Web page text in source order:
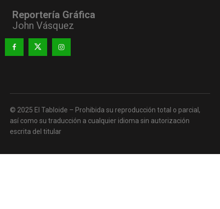
Reportería Gráfica
John Vásquez
© 2025 El Tabloide – Prohibida su reproducción total o parcial,
así como su traducción a cualquier idioma sin autorización
escrita del titular